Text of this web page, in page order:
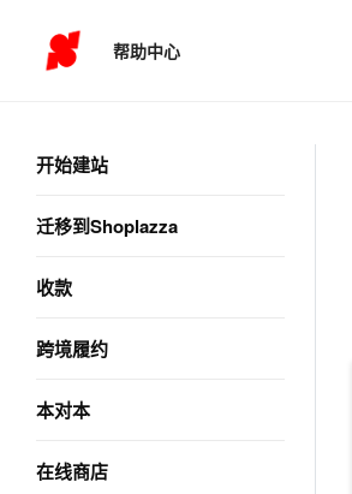
帮助中心
开始建站
迁移到Shoplazza
收款
跨境履约
本对本
在线商店